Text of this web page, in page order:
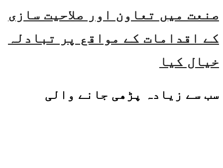
صنعت میں تعاون اور صلاحیت سازی
کے اقدامات کے مواقع پر تبادلہ
خیال کیا
سب سے زیادہ پڑھی جانے والی